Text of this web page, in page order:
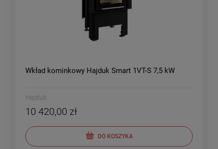
Wkład kominkowy Hajduk Smart 1VT-S 7,5 kW
Hajduk
10 420,00 zł
DO KOSZYKA